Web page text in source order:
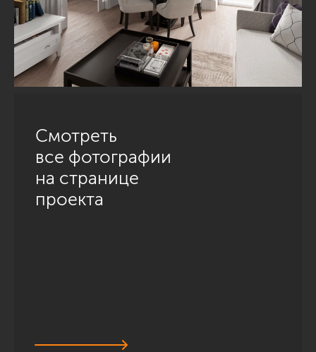
Смотреть
все фотографии
на странице
проекта